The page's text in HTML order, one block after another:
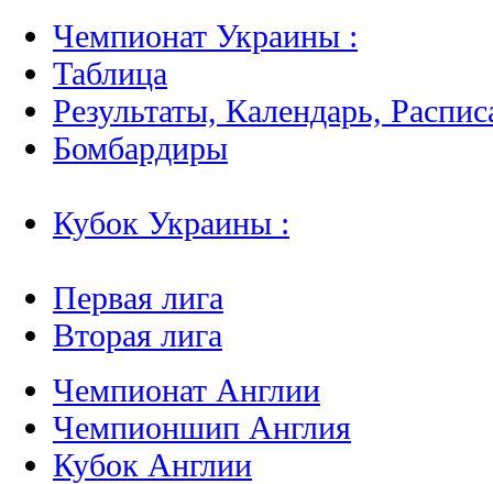
Чемпионат Украины :
Таблица
Результаты, Календарь,
Бомбардиры
Кубок Украины :
Первая лига
Вторая лига
Чемпионат Англии
Чемпионшип Англия
Кубок Англии